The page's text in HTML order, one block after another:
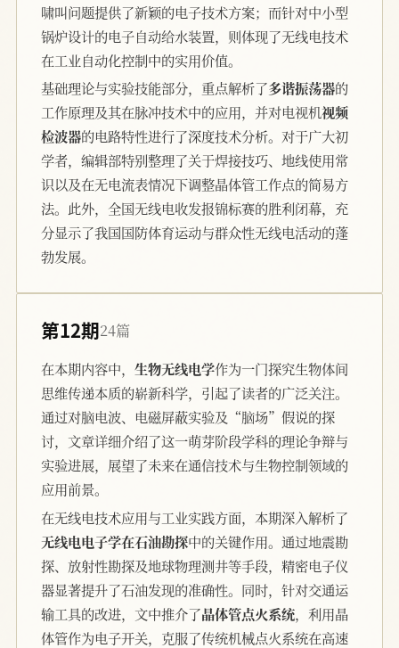
啸叫问题提供了新颖的电子技术方案；而针对中小型
锅炉设计的电子自动给水装置，则体现了无线电技术
在工业自动化控制中的实用价值。
基础理论与实验技能部分，重点解析了多谐振荡器的
工作原理及其在脉冲技术中的应用，并对电视机视频
检波器的电路特性进行了深度技术分析。对于广大初
学者，编辑部特别整理了关于焊接技巧、地线使用常
识以及在无电流表情况下调整晶体管工作点的简易方
法。此外，全国无线电收发报锦标赛的胜利闭幕，充
分显示了我国国防体育运动与群众性无线电活动的蓬
勃发展。
第12期24篇
在本期内容中， 生物无线电学作为一门探究生物体间
思维传递本质的崭新科学，引起了读者的广泛关注。
通过对脑电波、电磁屏蔽实验及“脑场”假说的探
讨，文章详细介绍了这一萌芽阶段学科的理论争辩与
实验进展，展望了未来在通信技术与生物控制领域的
应用前景。
在无线电技术应用与工业实践方面，本期深入解析了
无线电电子学在石油勘探中的关键作用。通过地震勘
探、放射性勘探及地球物理测井等手段，精密电子仪
器显著提升了石油发现的准确性。同时，针对交通运
输工具的改进，文中推介了晶体管点火系统，利用晶
体管作为电子开关，克服了传统机械点火系统在高速